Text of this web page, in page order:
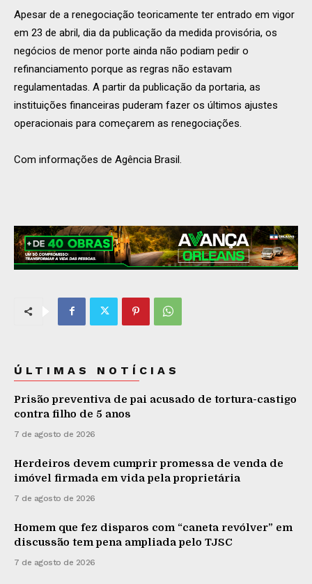
Apesar de a renegociação teoricamente ter entrado em vigor
em 23 de abril, dia da publicação da medida provisória, os
negócios de menor porte ainda não podiam pedir o
refinanciamento porque as regras não estavam
regulamentadas. A partir da publicação da portaria, as
instituições financeiras puderam fazer os últimos ajustes
operacionais para começarem as renegociações.
Com informações de Agência Brasil.
ÚLTIMAS NOTÍCIAS
Prisão preventiva de pai acusado de tortura-castigo
contra filho de 5 anos
7 de agosto de 2026
Herdeiros devem cumprir promessa de venda de
imóvel firmada em vida pela proprietária
7 de agosto de 2026
Homem que fez disparos com “caneta revólver” em
discussão tem pena ampliada pelo TJSC
7 de agosto de 2026